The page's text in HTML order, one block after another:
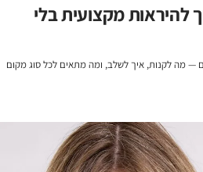
להיראות מקצועית בלי
— מה לקנות, איך לשלב, ומה מתאים לכל סוג מקום